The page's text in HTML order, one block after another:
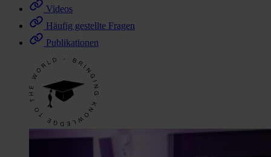
Videos
Häufig gestellte Fragen
Publikationen